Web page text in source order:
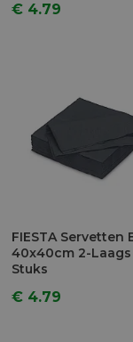
€ 4.79
FIESTA Servetten
40x40cm 2-Laags
Stuks
€ 4.79